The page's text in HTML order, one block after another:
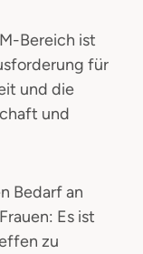
Bereich ist
für
und die
und
Bedarf an
Es ist
zu